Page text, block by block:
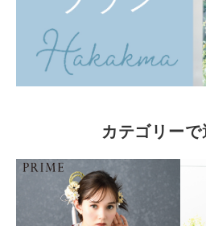
カテゴリー